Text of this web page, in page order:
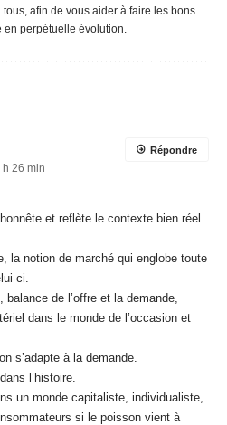
afin de vous aider à faire les bons
perpétuelle évolution.
26 min
et reflète le contexte bien réel
la notion de marché qui englobe toute
ci.
balance de l’offre et la demande,
dans le monde de l’occasion et
s’adapte à la demande.
l’histoire.
un monde capitaliste, individualiste,
si le poisson vient à
Répondre